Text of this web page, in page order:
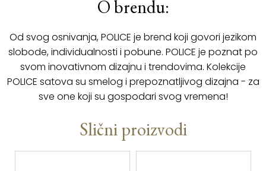
O brendu:
Od svog osnivanja, POLICE je brend koji govori jezikom
slobode, individualnosti i pobune. POLICE je poznat po
svom inovativnom dizajnu i trendovima. Kolekcije
POLICE satova su smelog i prepoznatljivog dizajna - za
sve one koji su gospodari svog vremena!
Slični proizvodi